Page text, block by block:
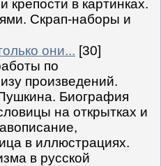
крепости в картинках.
Скрап-наборы и
они... [30]
по
произведений.
Биография
на открытках и
в иллюстрациях.
в русской